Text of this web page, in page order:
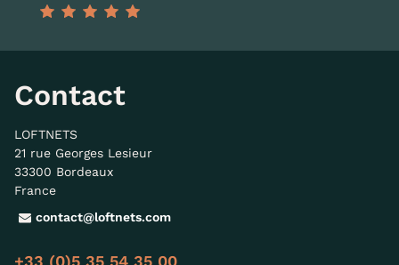
Contact
LOFTNETS
21 rue Georges Lesieur
33300 Bordeaux
France
contact@loftnets.com
+33 (0)5 35 54 35 00